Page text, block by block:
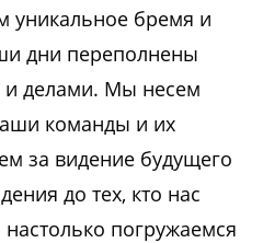
уникальное бремя и
дни переполнены
и делами. Мы несем
команды и их
за видение будущего
до тех, кто нас
погружаемся